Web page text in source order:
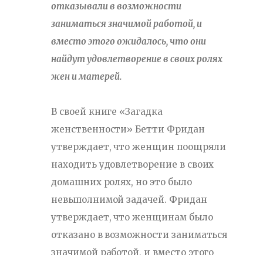
отказывали в возможности
заниматься значимой работой, и
вместо этого ожидалось, что они
найдут удовлетворение в своих ролях
жен и матерей.
В своей книге «Загадка
женственности» Бетти Фридан
утверждает, что женщин поощряли
находить удовлетворение в своих
домашних ролях, но это было
невыполнимой задачей. Фридан
утверждает, что женщинам было
отказано в возможности заниматься
значимой работой, и вместо этого